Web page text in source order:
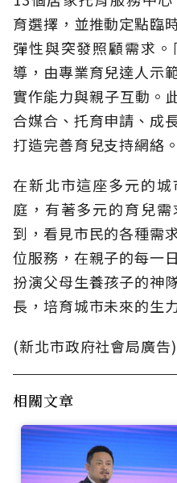
育選擇，並推動定點臨
彈性與突發照顧需求
導，由專業育兒達人示
實作能力與親子互動。
合媒合、托育申請、成
打造完善育兒支持網絡。
在新北市這座多元的
庭，有著多元的育兒
到，看見市民的各種需
位服務，在親子的每一
扮演父母生養孩子的神
長，培育城市未來的生
(新北市政府社會局廣告)
相關文章